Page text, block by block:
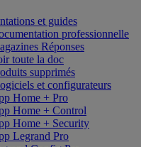
et guides
professionnelle
Réponses
toute la doc
supprimés
et configurateurs
Home + Pro
Home + Control
Home + Security
Legrand Pro